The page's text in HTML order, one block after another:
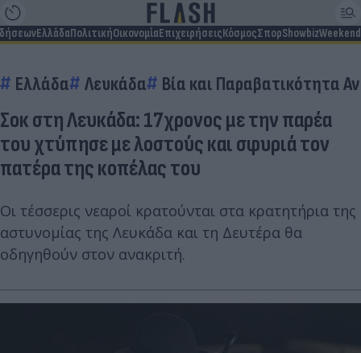
ΕλλάδαΠολιτικήΟικονομίαΕπιχειρήσειςΚόσμοςΣπορShowbizWeekend
Ελλάδα Λευκάδα Βία και Παραβατικότητα
Σοκ στη Λευκάδα: 17χρονος με την παρέα
του χτύπησε με λοστούς και σφυριά τον
πατέρα της κοπέλας του
Οι τέσσερις νεαροί κρατούνται στα κρατητήρια της
αστυνομίας της Λευκάδα και τη Δευτέρα θα
οδηγηθούν στον ανακριτή.